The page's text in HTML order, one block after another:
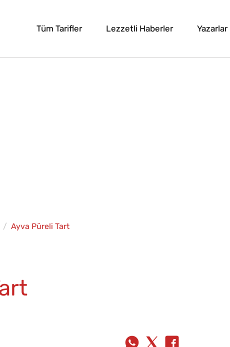
Tüm Tarifler Lezzetli Haberler Yazarlar
Ayva Püreli Tart